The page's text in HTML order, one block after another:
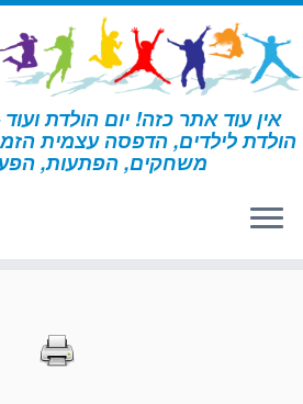
דלג
לתוכן
אין עוד אתר כזה! יום הולדת
הולדת לילדים, הדפסה עצמית
משחקים, הפתעות, דף הבית » הדפסות – אבירים » עמוד 92
הדפסות – אבירים